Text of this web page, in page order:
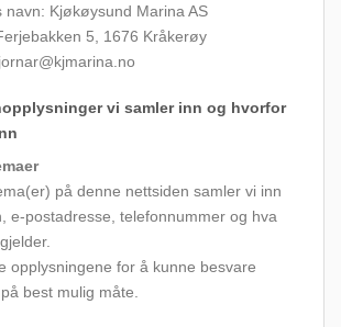
navn: Kjøkøysund Marina AS
5, 1676 Kråkerøy
vi samler inn og hvorfor
på denne nettsiden samler vi inn
e-postadresse, telefonnummer og hva
opplysningene for å kunne besvare
best mulig måte.